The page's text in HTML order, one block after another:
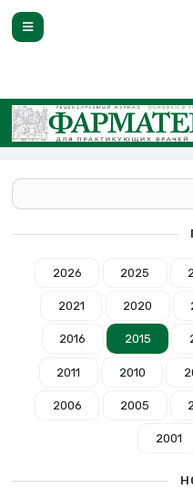
2026 2025
2021 2020
2016 2015
2011 2010
2006 2005
2001